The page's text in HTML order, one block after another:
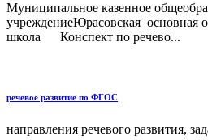
Муниципальное казенное
учреждениеЮрасовская основная
школа Конспект по речево...
речевое развитие по ФГОС
направления речевого развития,